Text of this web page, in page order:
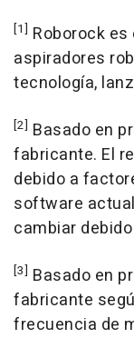
[1] Roborock
aspiradores
tecnología,
[2] Basado en
fabricante. El
debido a
software
cambiar
[3] Basado en
fabricante
frecuencia de